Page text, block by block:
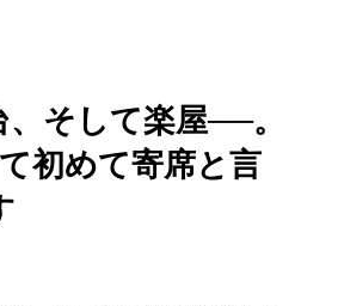
そして楽屋──。
初めて寄席と言